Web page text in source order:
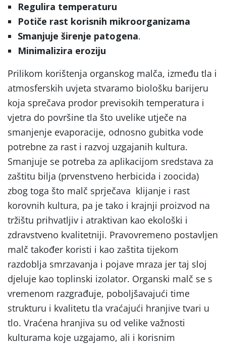
Regulira temperaturu
Potiče rast korisnih mikroorganizama
Smanjuje širenje patogena.
Minimalizira eroziju
Prilikom korištenja organskog malča, između tla i
atmosferskih uvjeta stvaramo biološku barijeru
koja sprečava prodor previsokih temperatura i
vjetra do površine tla što uvelike utječe na
smanjenje evaporacije, odnosno gubitka vode
potrebne za rast i razvoj uzgajanih kultura.
Smanjuje se potreba za aplikacijom sredstava za
zaštitu bilja (prvenstveno herbicida i zoocida)
zbog toga što malč sprječava klijanje i rast
korovnih kultura, pa je tako i krajnji proizvod na
tržištu prihvatljiv i atraktivan kao ekološki i
zdravstveno kvalitetniji. Pravovremeno postavljen
malč također koristi i kao zaštita tijekom
razdoblja smrzavanja i pojave mraza jer taj sloj
djeluje kao toplinski izolator. Organski malč se s
vremenom razgrađuje, poboljšavajući time
strukturu i kvalitetu tla vraćajući hranjive tvari u
tlo. Vraćena hranjiva su od velike važnosti
kulturama koje uzgajamo, ali i korisnim